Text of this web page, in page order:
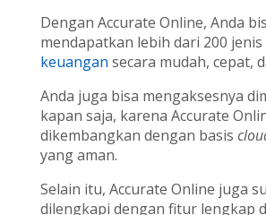
Dengan Accurate Online, Anda
mendapatkan lebih dari 200 jenis
keuangan secara mudah, cepat,
Anda juga bisa mengaksesnya
kapan saja, karena Accurate
dikembangkan dengan basis
yang aman.
Selain itu, Accurate Online juga
dilengkapi dengan fitur lengkap